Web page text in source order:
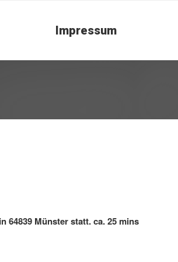
Impressum
64839 Münster statt. ca. 25 mins